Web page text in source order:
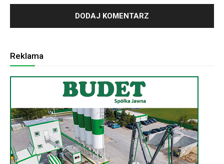
Reklama